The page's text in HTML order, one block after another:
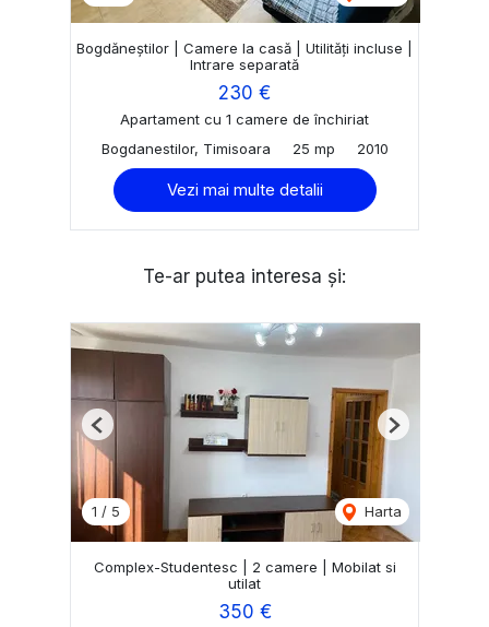
Bogdăneștilor | Camere la casă | Utilități incluse |
Intrare separată
230 €
Apartament cu 1 camere de închiriat
Bogdanestilor, Timisoara
25 mp 2010
Vezi mai multe detalii
Te-ar putea interesa și:
1 / 5 Harta
Previous Next
Complex-Studentesc | 2 camere | Mobilat si
utilat
350 €